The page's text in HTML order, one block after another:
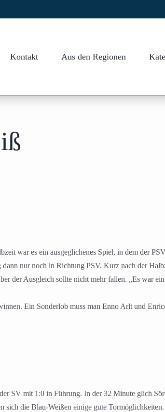
Kontakt Aus den Regionen
war es ein ausgeglichenes Spiel, in dem der
nur noch in Richtung PSV. Kurz nach der
der Ausgleich sollte nicht mehr fallen. „Es war
Ein Sonderlob muss man Enno Arlt und
SV mit 1:0 in Führung. In der 32 Minute glich
sich die Blau-Weißen einige gute